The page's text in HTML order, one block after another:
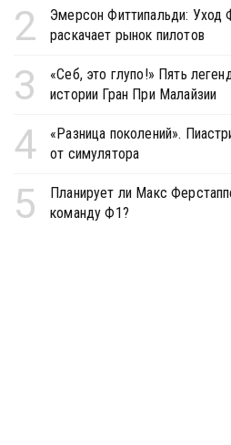
2
Эмерсон Фиттипальди: Уход
раскачает рынок пилотов
3
«Себ, это глупо!» Пять
истории Гран При Малайзии
4
«Разница поколений».
от симулятора
5
Планирует ли Макс
команду Ф1?